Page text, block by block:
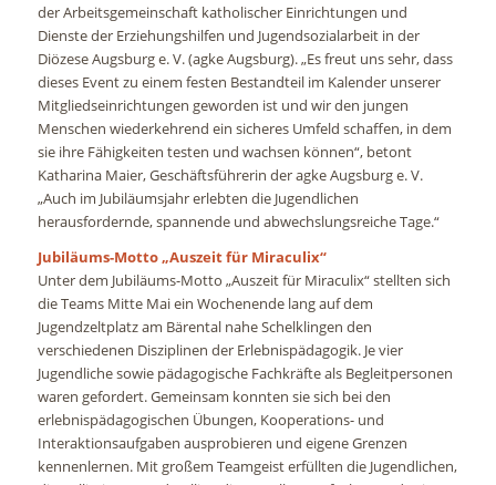
der Arbeitsgemeinschaft katholischer Einrichtungen und
Dienste der Erziehungshilfen und Jugendsozialarbeit in der
Diözese Augsburg e. V. (agke Augsburg). „Es freut uns sehr, dass
dieses Event zu einem festen Bestandteil im Kalender unserer
Mitgliedseinrichtungen geworden ist und wir den jungen
Menschen wiederkehrend ein sicheres Umfeld schaffen, in dem
sie ihre Fähigkeiten testen und wachsen können“, betont
Katharina Maier, Geschäftsführerin der agke Augsburg e. V.
„Auch im Jubiläumsjahr erlebten die Jugendlichen
herausfordernde, spannende und abwechslungsreiche Tage.“
Jubiläums-Motto „Auszeit für Miraculix“
Unter dem Jubiläums-Motto „Auszeit für Miraculix“ stellten sich
die Teams Mitte Mai ein Wochenende lang auf dem
Jugendzeltplatz am Bärental nahe Schelklingen den
verschiedenen Disziplinen der Erlebnispädagogik. Je vier
Jugendliche sowie pädagogische Fachkräfte als Begleitpersonen
waren gefordert. Gemeinsam konnten sie sich bei den
erlebnispädagogischen Übungen, Kooperations- und
Interaktionsaufgaben ausprobieren und eigene Grenzen
kennenlernen. Mit großem Teamgeist erfüllten die Jugendlichen,